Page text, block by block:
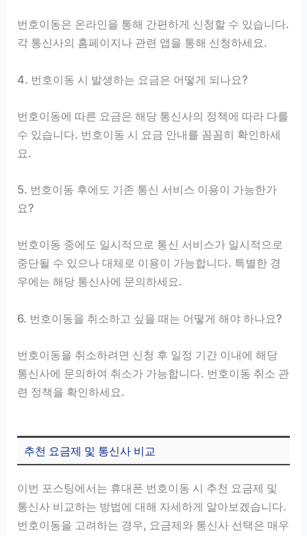
번호이동은 온라인을 통해 간편하게 신청할 수 있습니다.
각 통신사의 홈페이지나 관련 앱을 통해 신청하세요.
4. 번호이동 시 발생하는 요금은 어떻게 되나요?
번호이동에 따른 요금은 해당 통신사의 정책에 따라 다를
수 있습니다. 번호이동 시 요금 안내를 꼼꼼히 확인하세
요.
5. 번호이동 후에도 기존 통신 서비스 이용이 가능한가
요?
번호이동 중에도 일시적으로 통신 서비스가 일시적으로
중단될 수 있으나 대체로 이용이 가능합니다. 특별한 경
우에는 해당 통신사에 문의하세요.
6. 번호이동을 취소하고 싶을 때는 어떻게 해야 하나요?
번호이동을 취소하려면 신청 후 일정 기간 이내에 해당
통신사에 문의하여 취소가 가능합니다. 번호이동 취소 관
련 정책을 확인하세요.
추천 요금제 및 통신사 비교
이번 포스팅에서는 휴대폰 번호이동 시 추천 요금제 및
통신사 비교하는 방법에 대해 자세하게 알아보겠습니다.
번호이동을 고려하는 경우, 요금제와 통신사 선택은 매우